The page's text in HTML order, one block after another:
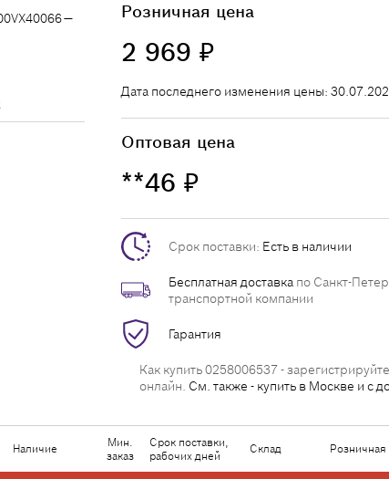
—
Розничная цена
2 969 ₽
Дата последнего изменения цены:
Оптовая цена
**46 ₽
Срок поставки: Есть в наличии
Бесплатная доставка по Санкт-
транспортной компании
Гарантия
Как купить 0258006537 -
онлайн. См. также - купить в Москве и с
Наличие
Мин.
заказ
Срок поставки,
рабочих дней
Склад